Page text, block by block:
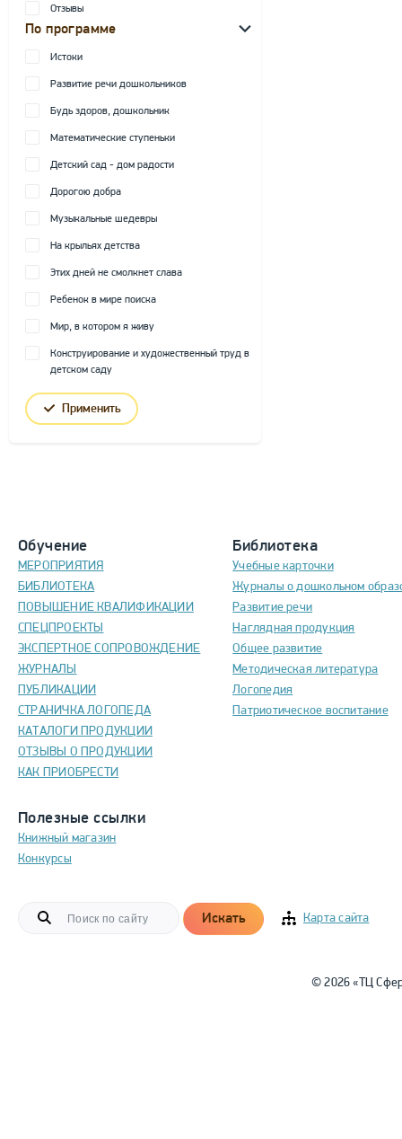
Отзывы
По программе
Истоки
Развитие речи дошкольников
Будь здоров, дошкольник
Математические ступеньки
Детский сад - дом радости
Дорогою добра
Музыкальные шедевры
На крыльях детства
Этих дней не смолкнет слава
Ребенок в мире поиска
Мир, в котором я живу
Конструирование и художественный труд в
детском саду
Применить
Обучение
МЕРОПРИЯТИЯ
БИБЛИОТЕКА
ПОВЫШЕНИЕ КВАЛИФИКАЦИИ
СПЕЦПРОЕКТЫ
ЭКСПЕРТНОЕ СОПРОВОЖДЕНИЕ
ЖУРНАЛЫ
ПУБЛИКАЦИИ
СТРАНИЧКА ЛОГОПЕДА
КАТАЛОГИ ПРОДУКЦИИ
ОТЗЫВЫ О ПРОДУКЦИИ
КАК ПРИОБРЕСТИ
Полезные ссылки
Книжный магазин
Конкурсы
Библиотека
Учебные карточки
Журналы о дошкольном
Развитие речи
Наглядная продукция
Общее развитие
Методическая литература
Логопедия
Патриотическое воспитание
Искать Карта сайта
© 2026 «ТЦ